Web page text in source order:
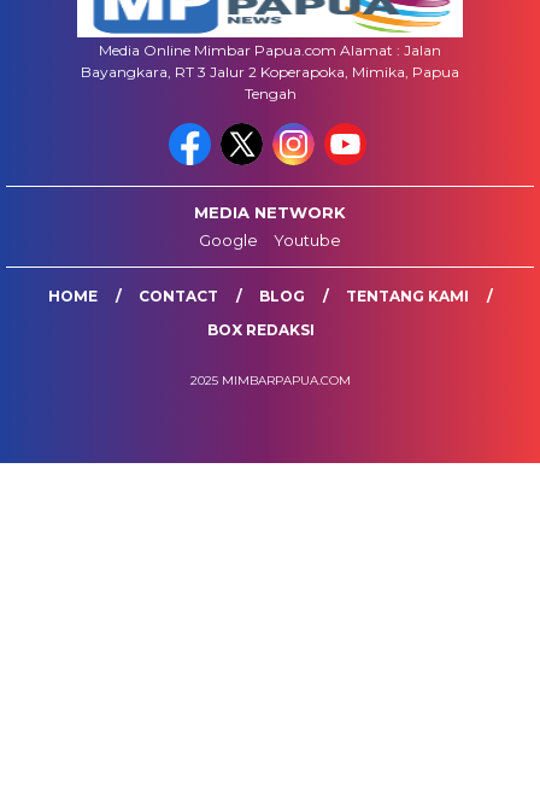
Media Online Mimbar Papua.com Alamat : Jalan
Bayangkara, RT 3 Jalur 2 Koperapoka, Mimika, Papua
Tengah
MEDIA NETWORK
Google
Youtube
HOME CONTACT BLOG
TENTANG KAMI
BOX REDAKSI
2025 MIMBARPAPUA.COM